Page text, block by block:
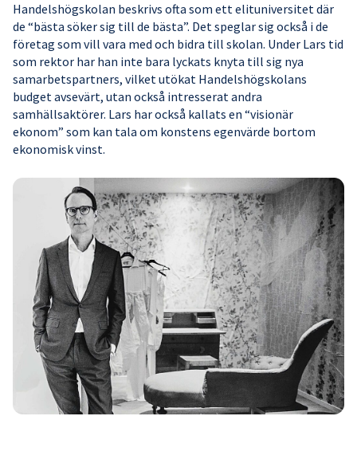
Handelshögskolan beskrivs ofta som ett elituniversitet där
de “bästa söker sig till de bästa”. Det speglar sig också i de
företag som vill vara med och bidra till skolan. Under Lars tid
som rektor har han inte bara lyckats knyta till sig nya
samarbetspartners, vilket utökat Handelshögskolans
budget avsevärt, utan också intresserat andra
samhällsaktörer. Lars har också kallats en “visionär
ekonom” som kan tala om konstens egenvärde bortom
ekonomisk vinst.